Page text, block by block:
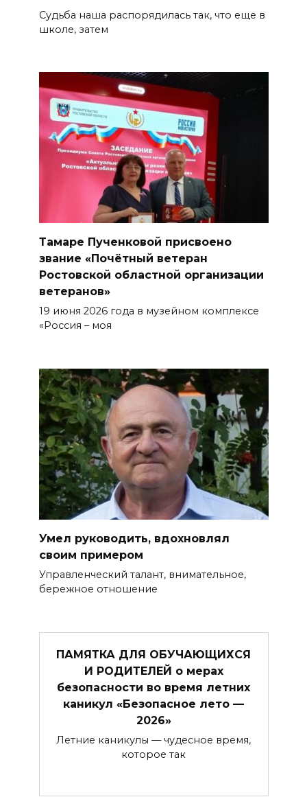
Судьба наша распорядилась так, что еще в
школе, затем
Тамаре Пученковой присвоено
звание «Почётный ветеран
Ростовской областной организации
ветеранов»
19 июня 2026 года в музейном комплексе
«Россия – моя
Умел руководить, вдохновлял
своим примером
Управленческий талант, внима­тельное,
бережное отношение
ПАМЯТКА ДЛЯ ОБУЧАЮЩИХСЯ
И РОДИТЕЛЕЙ о мерах
безопасности во время летних
каникул «Безопасное лето —
2026»
Летние каникулы — чудесное время,
которое так